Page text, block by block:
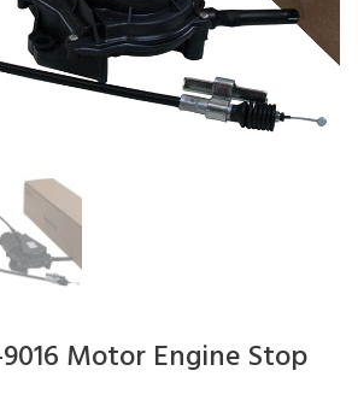
Motor Engine Stop